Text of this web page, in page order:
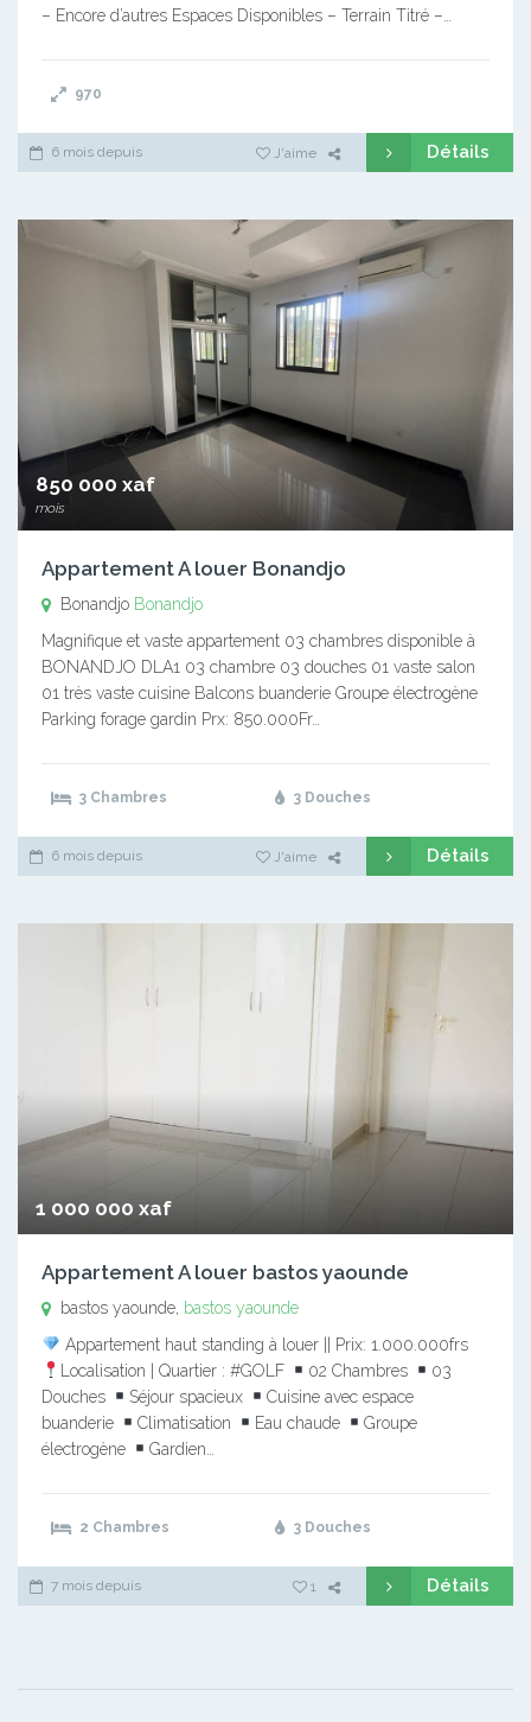
– Encore d’autres Espaces Disponibles – Terrain Titré –…
970
6 mois depuis J'aime Détails
850 000 xaf
mois
Appartement A louer Bonandjo
Bonandjo Bonandjo
Magnifique et vaste appartement 03 chambres disponible à
BONANDJO DLA1 03 chambre 03 douches 01 vaste salon
01 très vaste cuisine Balcons buanderie Groupe électrogène
Parking forage gardin Prx: 850.000Fr…
3 Chambres 3 Douches
6 mois depuis J'aime Détails
1 000 000 xaf
Appartement A louer bastos yaounde
bastos yaounde, bastos yaounde
Appartement haut standing à louer || Prix: 1.000.000frs
Localisation | Quartier : #GOLF
02 Chambres
03
Douches
Séjour spacieux
Cuisine avec espace
buanderie
Climatisation Eau chaude
Groupe
électrogène
Gardien…
2 Chambres 3 Douches
7 mois depuis 1 Détails